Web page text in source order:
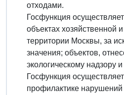
отходами.
Госфункция
объектах хозяйственной
территории Москвы, за
значения; объектов,
экологическому надзору
Госфункция
профилактике